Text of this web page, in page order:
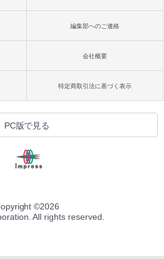
編集部へのご連絡
会社概要
特定商取引法に基づく表示
PC版で見る
©2026
All rights reserved.